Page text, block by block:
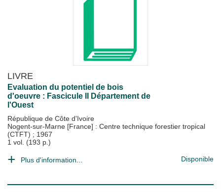
LIVRE
Evaluation du potentiel de bois
d'oeuvre : Fascicule II Département de
l'Ouest
République de Côte d'Ivoire
Nogent-sur-Marne [France] : Centre technique forestier tropical
(CTFT) ; 1967
1 vol. (193 p.)
Plus d'information... Disponible